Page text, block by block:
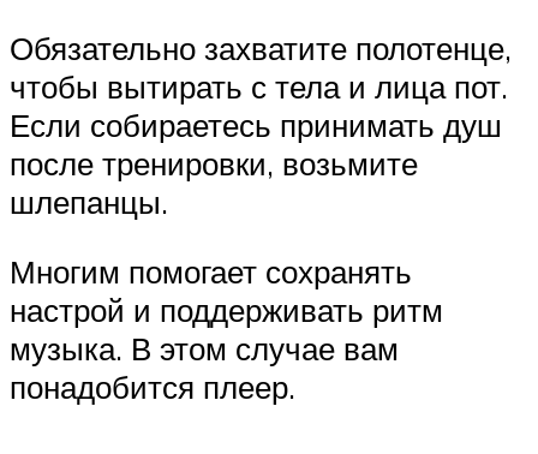
Обязательно захватите полотенце,
чтобы вытирать с тела и лица пот.
Если собираетесь принимать душ
после тренировки, возьмите
шлепанцы.
Многим помогает сохранять
настрой и поддерживать ритм
музыка. В этом случае вам
понадобится плеер.